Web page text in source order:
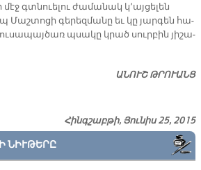
գտնուե­լու ժա­մա­նակ կ՚այ­ցե­լեն
Մաշ­տո­ցի գե­րեզ­մա­նը եւ կը յար­գեն հա­
լու­սա­պայ­ծառ պսա­կը կրած սուր­բին յի­շա­
ԱՆՈՒՇ ԹՐՈՒԱՆՑ
Հինգշաբթի, Յունիս 25, 2015
ՆԻՒԹԵՐԸ